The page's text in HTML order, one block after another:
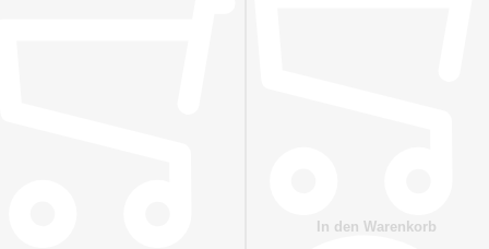
In den Warenkorb